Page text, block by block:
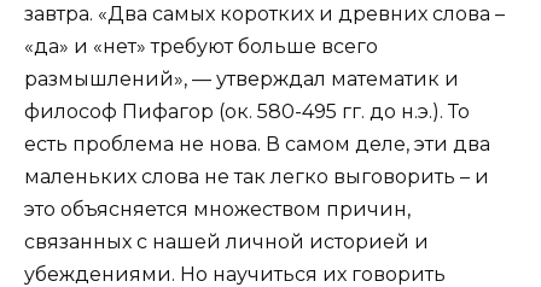
завтра. «Два самых коротких и древних слова –
«да» и «нет» требуют больше всего
размышлений», — утверждал математик и
философ Пифагор (ок. 580-495 гг. до н.э.). То
есть проблема не нова. В самом деле, эти два
маленьких слова не так легко выговорить – и
это объясняется множеством причин,
связанных с нашей личной историей и
убеждениями. Но научиться их говорить